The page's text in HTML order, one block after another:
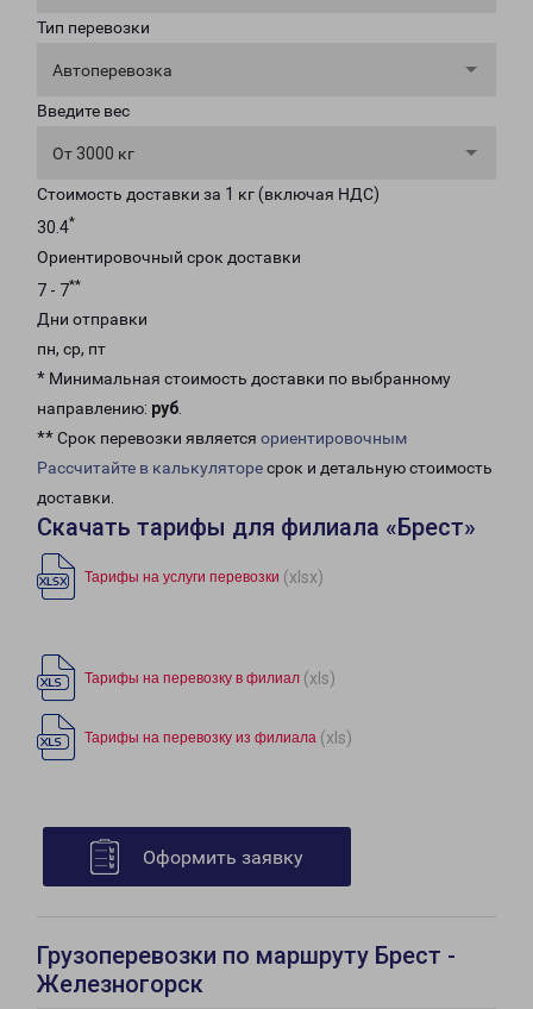
Тип перевозки
Автоперевозка
Введите вес
От 3000 кг
Стоимость доставки за 1 кг (включая НДС)
30.4*
Ориентировочный срок доставки
7 - 7**
Дни отправки
пн, ср, пт
* Минимальная стоимость доставки по выбранному
направлению: руб.
** Срок перевозки является ориентировочным
Рассчитайте в калькуляторесрок и детальную стоимость
доставки.
Скачать тарифы для филиала «Брест»
Тарифы на услуги перевозки (xlsx)
Тарифы на перевозку в филиал (xls)
Тарифы на перевозку из филиала (xls)
Оформить заявку
Грузоперевозки по маршруту Брест -
Железногорск